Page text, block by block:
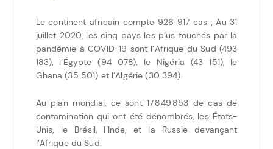
Le continent africain compte 926 917 cas ; Au 31
juillet 2020, les cinq pays les plus touchés par la
pandémie à COVID-19 sont l’Afrique du Sud (493
183), l’Égypte (94 078), le Nigéria (43 151), le
Ghana (35 501) et l’Algérie (30 394).
Au plan mondial, ce sont 17 849 853 de cas de
contamination qui ont été dénombrés, les États-
Unis, le Brésil, l’Inde, et la Russie devançant
l’Afrique du Sud.